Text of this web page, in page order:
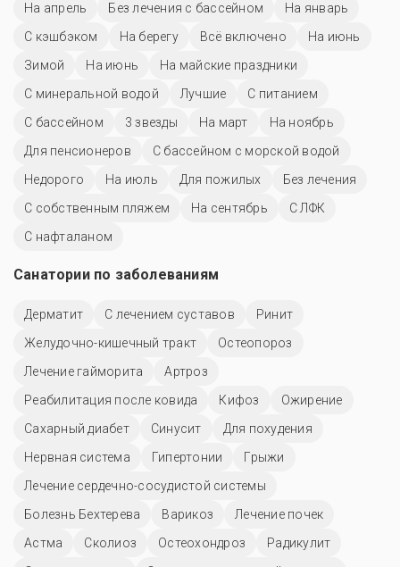
На апрель Без лечения с бассейном
На январь
С кэшбэком
На берегу Всё включено
На июнь
Зимой
На июнь
На майские праздники
С минеральной водой
Лучшие
С питанием
C бассейном
3 звезды На март
На ноябрь
Для пенсионеров
С бассейном с морской водой
Недорого
На июль Для пожилых
Без лечения
С собственным пляжем
На сентябрь
С ЛФК
С нафталаном
Санатории по заболеваниям
Дерматит С лечением суставов
Ринит
Желудочно-кишечный тракт
Остеопороз
Лечение гайморита
Артроз
Реабилитация после ковида
Кифоз
Ожирение
Сахарный диабет
Синусит
Для похудения
Нервная система
Гипертонии
Грыжи
Лечение сердечно-сосудистой системы
Болезнь Бехтерева
Варикоз
Лечение почек
Астма
Сколиоз Остеохондроз
Радикулит